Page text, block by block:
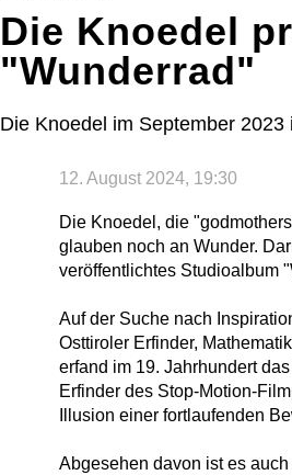
Die Knoedel
"Wunderrad"
Die Knoedel im September
12. August 2024, 19:30
Die Knoedel, die
glauben noch an Wunder.
veröffentlichtes Studioalbum
Auf der Suche nach
Osttiroler Erfinder,
erfand im 19. Jahrhundert
Erfinder des Stop-Motion-
Illusion einer fortlaufenden
Abgesehen davon ist es